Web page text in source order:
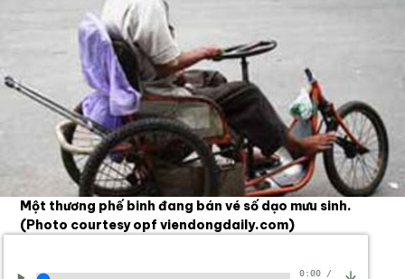
Một thương phế binh đang bán vé số dạo mưu sinh.
(Photo courtesy opf viendongdaily.com)
0:00/